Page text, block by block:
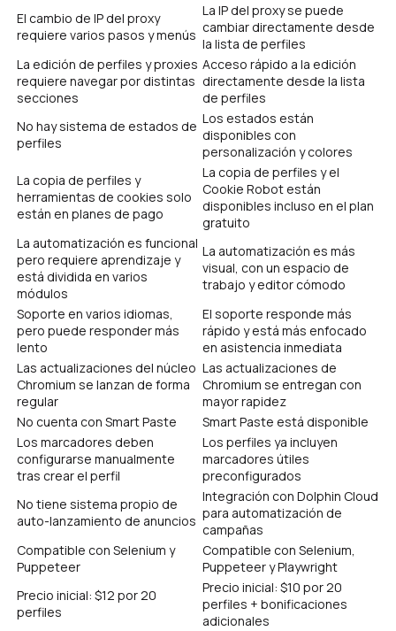
El cambio de IP del proxy
requiere varios pasos y menús
La IP del proxy se puede
cambiar directamente desde
la lista de perfiles
La edición de perfiles y proxies
requiere navegar por distintas
secciones
Acceso rápido a la edición
directamente desde la lista
de perfiles
No hay sistema de estados de
perfiles
Los estados están
disponibles con
personalización y colores
La copia de perfiles y
herramientas de cookies solo
están en planes de pago
La copia de perfiles y el
Cookie Robot están
disponibles incluso en el plan
gratuito
La automatización es funcional
pero requiere aprendizaje y
está dividida en varios
módulos
La automatización es más
visual, con un espacio de
trabajo y editor cómodo
Soporte en varios idiomas,
pero puede responder más
lento
El soporte responde más
rápido y está más enfocado
en asistencia inmediata
Las actualizaciones del núcleo
Chromium se lanzan de forma
regular
Las actualizaciones de
Chromium se entregan con
mayor rapidez
No cuenta con Smart Paste
Smart Paste está disponible
Los marcadores deben
configurarse manualmente
tras crear el perfil
Los perfiles ya incluyen
marcadores útiles
preconfigurados
No tiene sistema propio de
auto-lanzamiento de anuncios
Integración con Dolphin Cloud
para automatización de
campañas
Compatible con Selenium y
Puppeteer
Compatible con Selenium,
Puppeteer y Playwright
Precio inicial: $12 por 20
perfiles
Precio inicial: $10 por 20
perfiles + bonificaciones
adicionales